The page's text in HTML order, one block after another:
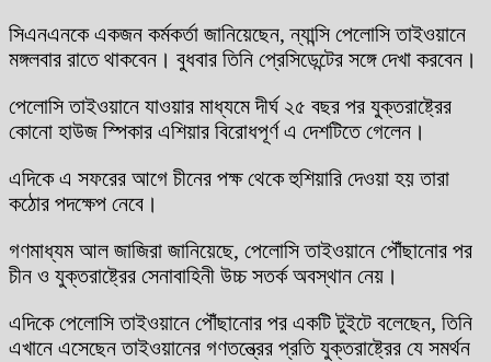
সিএনএনকে একজন কর্মকর্তা জানিয়েছেন, ন্যান্সি পেলোসি তাইওয়ানে
মঙ্গলবার রাতে থাকবেন। বুধবার তিনি প্রেসিডেন্টের সঙ্গে দেখা করবেন।
পেলোসি তাইওয়ানে যাওয়ার মাধ্যমে দীর্ঘ ২৫ বছর পর যুক্তরাষ্ট্রের
কোনো হাউজ স্পিকার এশিয়ার বিরোধপূর্ণ এ দেশটিতে গেলেন।
এদিকে এ সফরের আগে চীনের পক্ষ থেকে হুশিয়ারি দেওয়া হয় তারা
কঠোর পদক্ষেপ নেবে।
গণমাধ্যম আল জাজিরা জানিয়েছে, পেলোসি তাইওয়ানে পৌঁছানোর পর
চীন ও যুক্তরাষ্ট্রের সেনাবাহিনী উচ্চ সতর্ক অবস্থান নেয়।
এদিকে পেলোসি তাইওয়ানে পৌঁছানোর পর একটি টুইটে বলেছেন, তিনি
এখানে এসেছেন তাইওয়ানের গণতন্ত্রের প্রতি যুক্তরাষ্ট্রের যে সমর্থন